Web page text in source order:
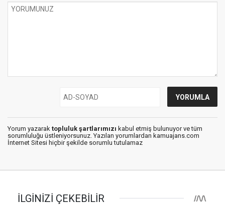
Yorum yazarak topluluk şartlarımızı kabul etmiş bulunuyor ve tüm
sorumluluğu üstleniyorsunuz. Yazılan yorumlardan kamuajans.com
İnternet Sitesi hiçbir şekilde sorumlu tutulamaz